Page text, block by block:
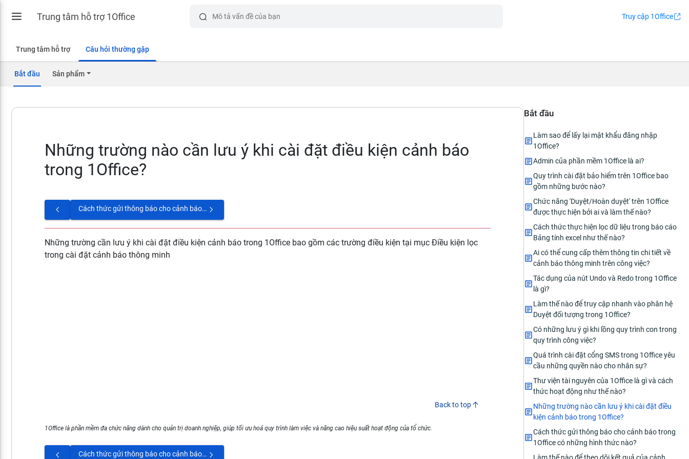
Trung tâm hỗ trợ 1Office Truy cập 1Office
Trung tâm hỗ trợ Câu hỏi thường gặp
Bắt đầu Sản phẩm
Những trường nào cần lưu ý khi cài đặt điều kiện cảnh báo
trong 1Office?
Cách thức gửi thông báo cho cảnh báo trong 1Office có những hình thức nào?
Những trường cần lưu ý khi cài đặt điều kiện cảnh báo trong 1Office bao gồm các trường điều kiện tại mục Điều kiện lọc
trong cài đặt cảnh báo thông minh
Back to top
1Office là phần mềm đa chức năng dành cho quản trị doanh nghiệp, giúp tối ưu hoá quy trình làm việc và nâng cao hiệu suất hoạt động của tổ chức.
Cách thức gửi thông báo cho cảnh báo trong 1Office có những hình thức nào?
Bắt đầu
Làm sao để lấy lại mật khẩu đăng nhập
1Office?
Admin của phần mềm 1Office là ai?
Quy trình cài đặt bảo hiểm trên 1Office bao
gồm những bước nào?
Chức năng 'Duyệt/Hoàn duyệt' trên 1Office
được thực hiện bởi ai và làm thế nào?
Cách thức thực hiện lọc dữ liệu trong báo cáo
Bảng tính excel như thế nào?
Ai có thể cung cấp thêm thông tin chi tiết về
cảnh báo thông minh trên công việc?
Tác dụng của nút Undo và Redo trong 1Office
là gì?
Làm thế nào để truy cập nhanh vào phân hệ
Duyệt đối tượng trong 1Office?
Có những lưu ý gì khi lồng quy trình con trong
quy trình công việc?
Quá trình cài đặt cổng SMS trong 1Office yêu
cầu những quyền nào cho nhân sự?
Thư viện tài nguyên của 1Office là gì và cách
thức hoạt động như thế nào?
Những trường nào cần lưu ý khi cài đặt điều
kiện cảnh báo trong 1Office?
Cách thức gửi thông báo cho cảnh báo trong
1Office có những hình thức nào?